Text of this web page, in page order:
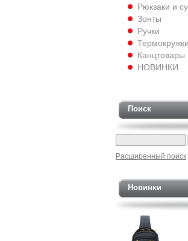
Рюкзаки и
Зонты
Ручки
Термокружки
Канцтовары
НОВИНКИ
Поиск
Расширенный поиск
Новинки